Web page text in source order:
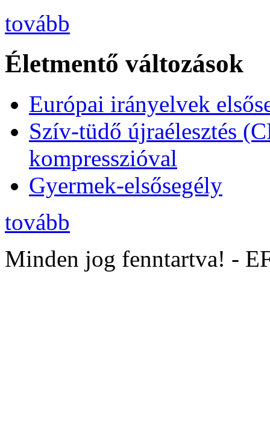
tovább
Életmentő változások
Európai irányelvek
Szív-tüdő újraélesztés
kompresszióval
Gyermek-elsősegély
tovább
Minden jog fenntartva! -